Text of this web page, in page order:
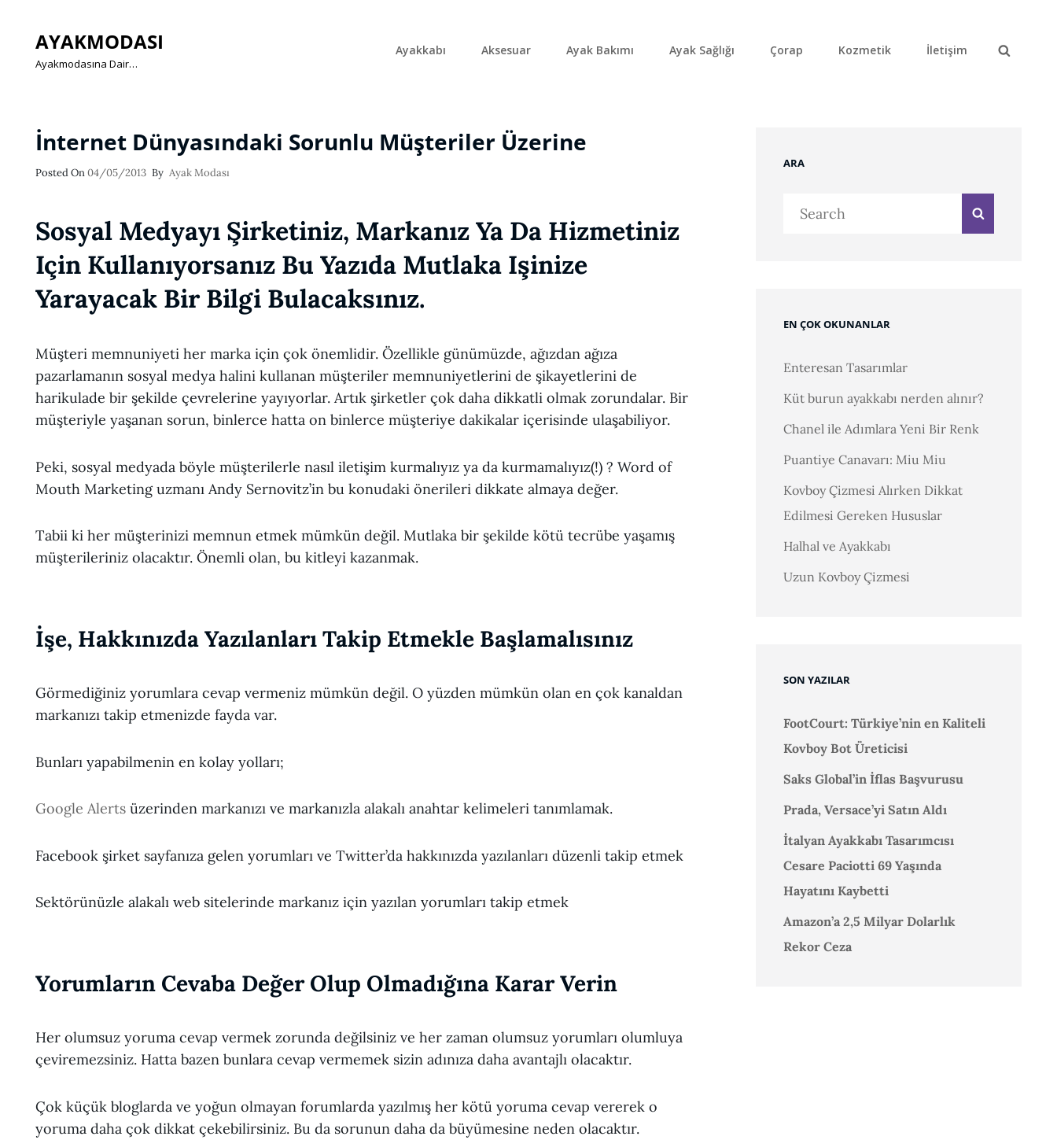
AYAKMODASI
Ayakmodasına Dair…
Ayakkabı Aksesuar Ayak Bakımı Ayak Sağlığı Çorap Kozmetik
İletişim
İnternet Dünyasındaki Sorunlu Müşteriler Üzerine
Posted OnPosted
04/05/2013 By Ayak Modası
Sosyal Medyayı Şirketiniz, Markanız Ya Da Hizmetiniz
Için Kullanıyorsanız Bu Yazıda Mutlaka Işinize
Yarayacak Bir Bilgi Bulacaksınız.
Müşteri memnuniyeti her marka için çok önemlidir. Özellikle günümüzde, ağızdan ağıza
pazarlamanın sosyal medya halini kullanan müşteriler memnuniyetlerini de şikayetlerini de
harikulade bir şekilde çevrelerine yayıyorlar. Artık şirketler çok daha dikkatli olmak zorundalar. Bir
müşteriyle yaşanan sorun, binlerce hatta on binlerce müşteriye dakikalar içerisinde ulaşabiliyor.
Peki, sosyal medyada böyle müşterilerle nasıl iletişim kurmalıyız ya da kurmamalıyız(!) ? Word of
Mouth Marketing uzmanı Andy Sernovitz’in bu konudaki önerileri dikkate almaya değer.
Tabii ki her müşterinizi memnun etmek mümkün değil. Mutlaka bir şekilde kötü tecrübe yaşamış
müşterileriniz olacaktır. Önemli olan, bu kitleyi kazanmak.
İşe, Hakkınızda Yazılanları Takip Etmekle Başlamalısınız
Görmediğiniz yorumlara cevap vermeniz mümkün değil. O yüzden mümkün olan en çok kanaldan
markanızı takip etmenizde fayda var.
Bunları yapabilmenin en kolay yolları;
Google Alerts üzerinden markanızı ve markanızla alakalı anahtar kelimeleri tanımlamak.
Facebook şirket sayfanıza gelen yorumları ve Twitter’da hakkınızda yazılanları düzenli takip etmek
Sektörünüzle alakalı web sitelerinde markanız için yazılan yorumları takip etmek
Yorumların Cevaba Değer Olup Olmadığına Karar Verin
Her olumsuz yoruma cevap vermek zorunda değilsiniz ve her zaman olumsuz yorumları olumluya
çeviremezsiniz. Hatta bazen bunlara cevap vermemek sizin adınıza daha avantajlı olacaktır.
Çok küçük bloglarda ve yoğun olmayan forumlarda yazılmış her kötü yoruma cevap vererek o
yoruma daha çok dikkat çekebilirsiniz. Bu da sorunun daha da büyümesine neden olacaktır.
ARA
EN ÇOK OKUNANLAR
Enteresan Tasarımlar
Küt burun ayakkabı nerden alınır?
Chanel ile Adımlara Yeni Bir Renk
Puantiye Canavarı: Miu Miu
Kovboy Çizmesi Alırken Dikkat
Edilmesi Gereken Hususlar
Halhal ve Ayakkabı
Uzun Kovboy Çizmesi
SON YAZILAR
FootCourt: Türkiye’nin en Kaliteli
Kovboy Bot Üreticisi
Saks Global’in İflas Başvurusu
Prada, Versace’yi Satın Aldı
İtalyan Ayakkabı Tasarımcısı
Cesare Paciotti 69 Yaşında
Hayatını Kaybetti
Amazon’a 2,5 Milyar Dolarlık
Rekor Ceza